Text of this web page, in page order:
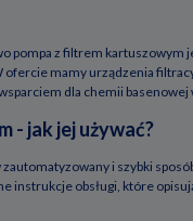
pompa z filtrem
mamy urządzenia
dla chemii basenowej
- jak jej używać?
i szybki
obsługi, które